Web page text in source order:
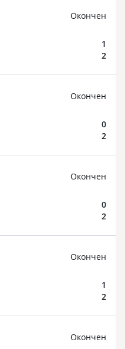
Oкончен
1
2
Oкончен
0
2
Oкончен
0
2
Oкончен
1
2
Oкончен